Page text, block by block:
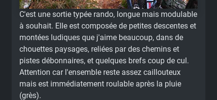
C'est une sortie typée rando, longue mais modulable
à souhait. Elle est composée de petites descentes et
montées ludiques que j'aime beaucoup, dans de
chouettes paysages, reliées par des chemins et
pistes débonnaires, et quelques brefs coup de cul.
Attention car l'ensemble reste assez caillouteux
mais est immédiatement roulable après la pluie
(grès).